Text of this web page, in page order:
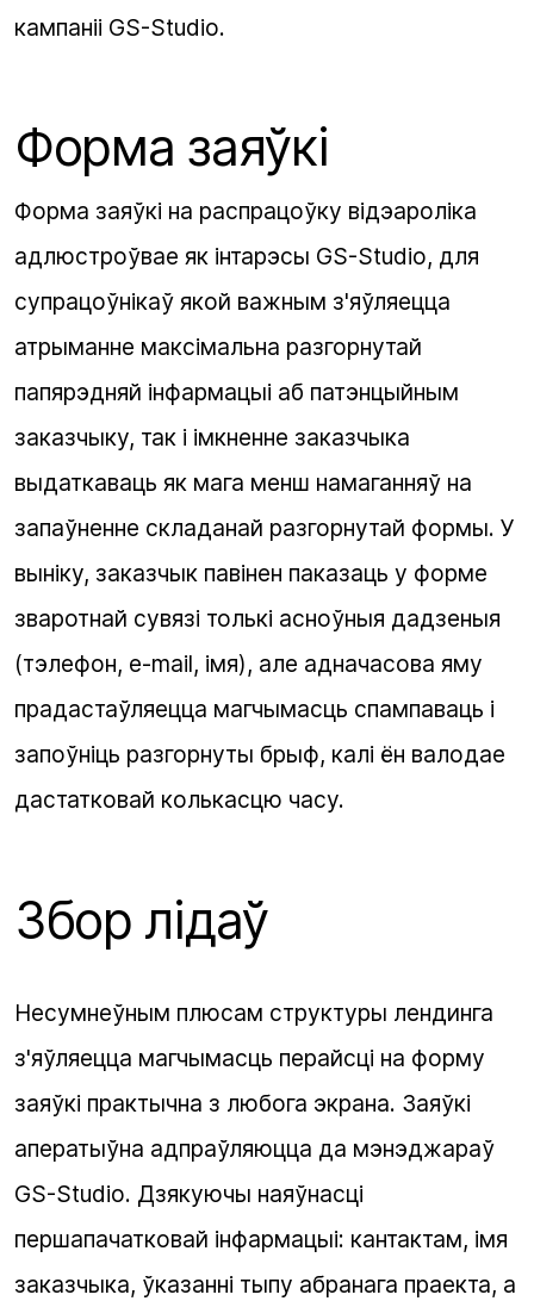
кампаніі GS-Studio.
Форма заяўкі
Форма заяўкі на распрацоўку відэароліка
адлюстроўвае як інтарэсы GS-Studio, для
супрацоўнікаў якой важным з'яўляецца
атрыманне максімальна разгорнутай
папярэдняй інфармацыі аб патэнцыйным
заказчыку, так і імкненне заказчыка
выдаткаваць як мага менш намаганняў на
запаўненне складанай разгорнутай формы. У
выніку, заказчык павінен паказаць у форме
зваротнай сувязі толькі асноўныя дадзеныя
(тэлефон, e-mail, імя), але адначасова яму
прадастаўляецца магчымасць спампаваць і
запоўніць разгорнуты брыф, калі ён валодае
дастатковай колькасцю часу.
Збор лідаў
Несумнеўным плюсам структуры лендинга
з'яўляецца магчымасць перайсці на форму
заяўкі практычна з любога экрана. Заяўкі
аператыўна адпраўляюцца да мэнэджараў
GS-Studio. Дзякуючы наяўнасці
першапачатковай інфармацыі: кантактам, імя
заказчыка, ўказанні тыпу абранага праекта, а